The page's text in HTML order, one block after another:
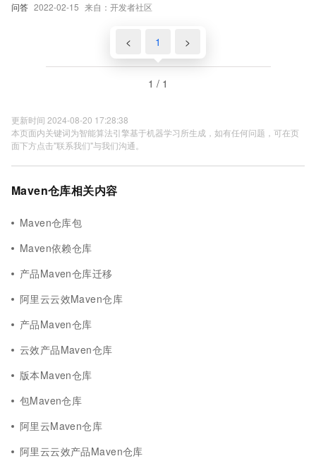
问答 2022-02-15 来自：开发者社区
< 1 >
1 / 1
更新时间 2024-08-20 17:28:38
本页面内关键词为智能算法引擎基于机器学习所生成，如有任何问题，可在页
面下方点击"联系我们"与我们沟通。
Maven仓库相关内容
Maven仓库包
Maven依赖仓库
产品Maven仓库迁移
阿里云云效Maven仓库
产品Maven仓库
云效产品Maven仓库
版本Maven仓库
包Maven仓库
阿里云Maven仓库
阿里云云效产品Maven仓库